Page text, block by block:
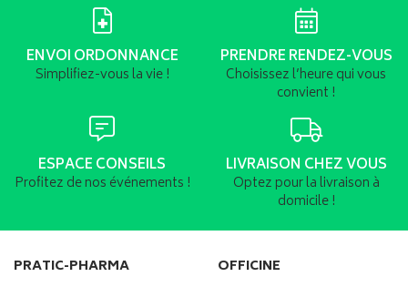
ENVOI ORDONNANCE
Simplifiez-vous la vie !
PRENDRE RENDEZ-VOUS
Choisissez l’heure qui vous
convient !
ESPACE CONSEILS
Profitez de nos événements !
LIVRAISON CHEZ VOUS
Optez pour la livraison à
domicile !
PRATIC-PHARMA OFFICINE